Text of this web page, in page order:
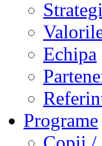
Echipa
Programe